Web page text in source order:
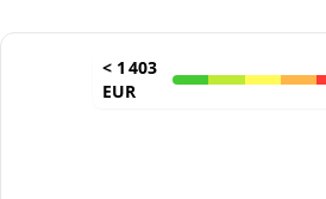
< 1 403
EUR